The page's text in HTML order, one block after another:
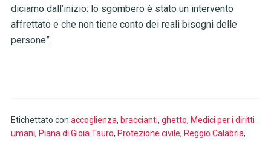
diciamo dall’inizio: lo sgombero è stato un intervento
affrettato e che non tiene conto dei reali bisogni delle
persone”.
Etichettato con:accoglienza, braccianti, ghetto, Medici per i diritti
umani, Piana di Gioia Tauro, Protezione civile, Reggio Calabria,